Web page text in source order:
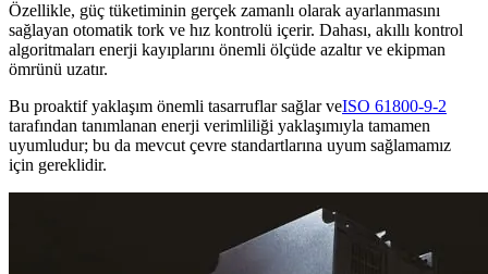
Özellikle, güç tüketiminin gerçek zamanlı olarak ayarlanmasını
sağlayan otomatik tork ve hız kontrolü içerir. Dahası, akıllı kontrol
algoritmaları enerji kayıplarını önemli ölçüde azaltır ve ekipman
ömrünü uzatır.
Bu proaktif yaklaşım önemli tasarruflar sağlar veISO 61800-9-2
tarafından tanımlanan enerji verimliliği yaklaşımıyla tamamen
uyumludur; bu da mevcut çevre standartlarına uyum sağlamamız
için gereklidir.